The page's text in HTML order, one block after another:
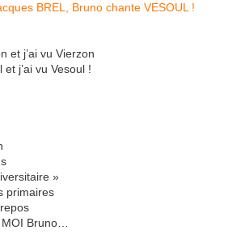
et j’ai vu Vierzon
et j’ai vu Vesoul !
»
primaires
Bruno…